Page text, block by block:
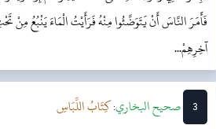
فَأَمَرَ النَّاسَ أَنْ يَتَوَضَّئُوا مِنْهُ فَرَأَيْتُ الْمَاءَ يَنْبُعُ
آخِرِهِمْ...
3 ‌صحيح البخاري:كِتَابُ اللِّبَاسِ